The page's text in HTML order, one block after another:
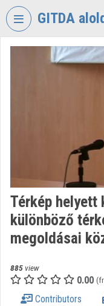
Skip header
GITDA
VIDEOTORIUM
Organization home
Organization discovery
Categories
Organization playlists
Organizations
Térkép helyett
különböző
megoldásai
885 view
0.00
Contributors